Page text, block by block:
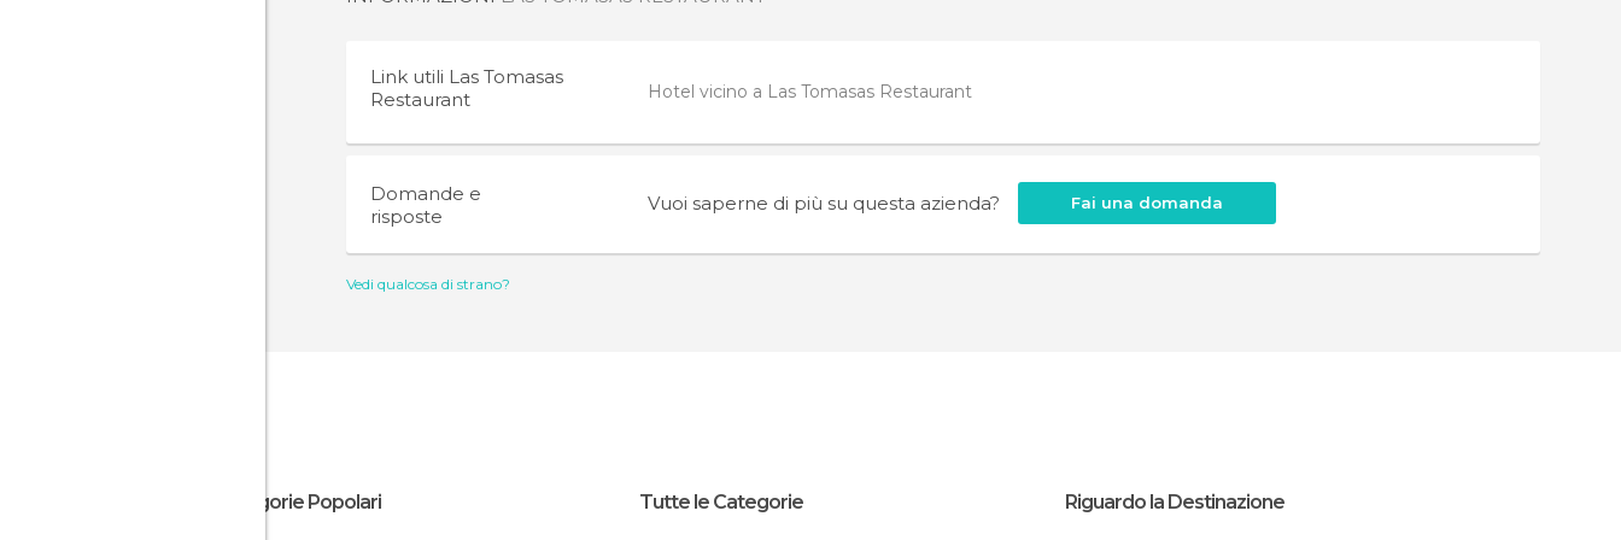
Link utili Las Tomasas
Restaurant
Hotel vicino a Las Tomasas Restaurant
Domande e
risposte
Vuoi saperne di più su questa azienda? Fai una domanda
Vedi qualcosa di strano?
Categorie Popolari Tutte le Categorie Riguardo la Destinazione